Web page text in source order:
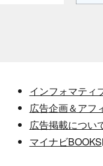
インフォマティ
広告企画＆アフ
広告掲載につい
マイナビBOOKS